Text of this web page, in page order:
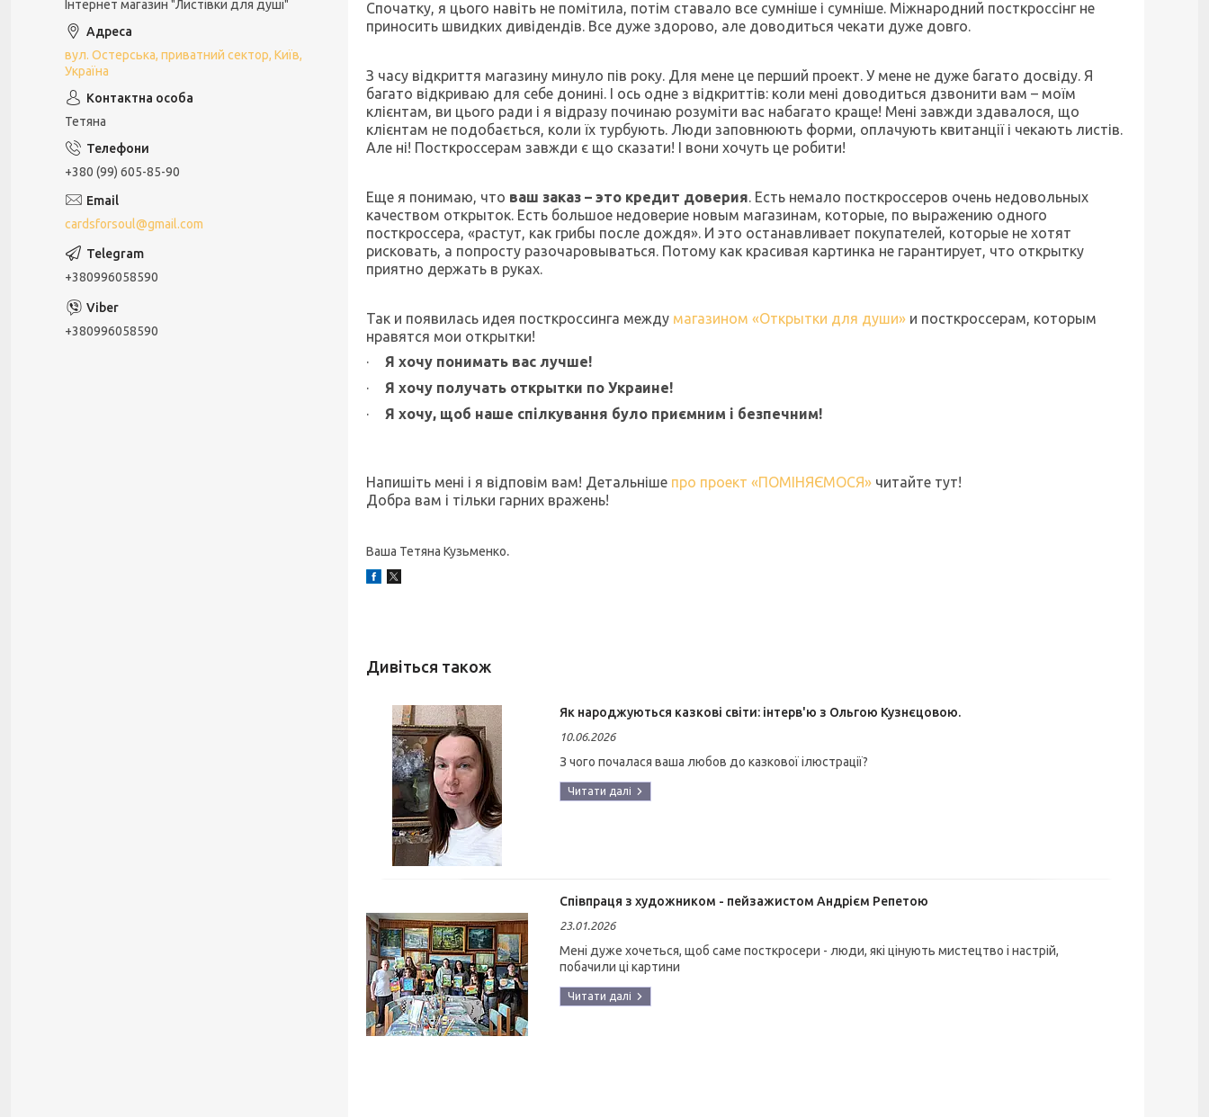
Спочатку, я цього навіть не помітила, потім ставало все сумніше і сумніше. Міжнародний посткроссінг не
приносить швидких дивідендів. Все дуже здорово, але доводиться чекати дуже довго.
З часу відкриття магазину минуло пів року. Для мене це перший проект. У мене не дуже багато досвіду. Я
багато відкриваю для себе донині. І ось одне з відкриттів: коли мені доводиться дзвонити вам – моїм
клієнтам, ви цього ради і я відразу починаю розуміти вас набагато краще! Мені завжди здавалося, що
клієнтам не подобається, коли їх турбують. Люди заповнюють форми, оплачують квитанції і чекають листів.
Але ні! Посткроссерам завжди є що сказати! І вони хочуть це робити!
Еще я понимаю, что ваш заказ – это кредит доверия. Есть немало посткроссеров очень недовольных
качеством открыток. Есть большое недоверие новым магазинам, которые, по выражению одного
посткроссера, «растут, как грибы после дождя». И это останавливает покупателей, которые не хотят
рисковать, а попросту разочаровываться. Потому как красивая картинка не гарантирует, что открытку
приятно держать в руках.
Так и появилась идея посткроссинга между магазином «Открытки для души» и посткроссерам, которым
нравятся мои открытки!
·
Я хочу понимать вас лучше!
·
Я хочу получать открытки по Украине!
·
Я хочу, щоб наше спілкування було приємним і безпечним!
Напишіть мені і я відповім вам! Детальніше про проект «ПОМІНЯЄМОСЯ» читайте тут!
Добра вам і тільки гарних вражень!
Ваша Тетяна Кузьменко.
Як народжуються казкові світи: інтерв'ю з Ольгою Кузнєцовою.
10.06.2026
З чого почалася ваша любов до казкової ілюстрації?
Співпраця з художником - пейзажистом Андрієм Репетою
23.01.2026
Мені дуже хочеться, щоб саме посткросери - люди, які цінують мистецтво і настрій,
побачили ці картини
Інтернет магазин "Листівки для душі"
вул. Остерська, приватний сектор, Київ,
Україна
Тетяна
+380 (99) 605-85-90
cardsforsoul@gmail.com
+380996058590
+380996058590